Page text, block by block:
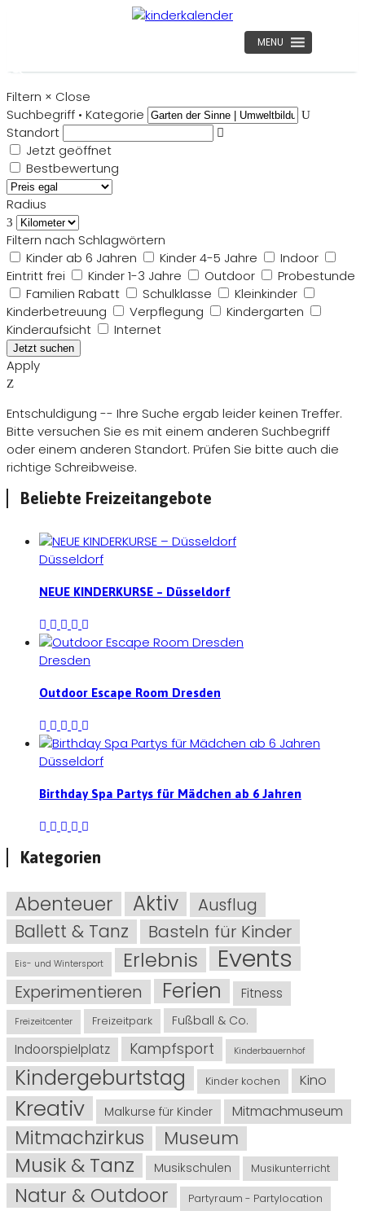
MENU
Filtern × Close
Suchbegriff • Kategorie
Standort
Jetzt geöffnet
Bestbewertung
Radius
Filtern nach Schlagwörtern
Kinder ab 6 Jahren
Kinder 4-5 Jahre
Indoor
Eintritt frei
Kinder 1-3 Jahre Outdoor
Probestunde
Familien Rabatt
Schulklasse
Kleinkinder
Kinderbetreuung
Verpflegung
Kindergarten
Kinderaufsicht
Internet
Apply
Entschuldigung -- Ihre Suche ergab leider keinen Treffer.
Bitte versuchen Sie es mit einem anderen Suchbegriff
oder einem anderen Standort. Prüfen Sie bitte auch die
richtige Schreibweise.
Beliebte Freizeitangebote
Düsseldorf
NEUE KINDERKURSE – Düsseldorf
Dresden
Outdoor Escape Room Dresden
Düsseldorf
Birthday Spa Partys für Mädchen ab 6 Jahren
Kategorien
Abenteuer Aktiv Ausflug
Ballett & Tanz Basteln für Kinder
Eis- und Wintersport Erlebnis Events
Experimentieren Ferien Fitness
Freizeitcenter Freizeitpark Fußball & Co.
Indoorspielplatz Kampfsport Kinderbauernhof
Kindergeburtstag Kinder kochen Kino
Kreativ Malkurse für Kinder Mitmachmuseum
Mitmachzirkus Museum
Musik & Tanz Musikschulen Musikunterricht
Natur & Outdoor Partyraum - Partylocation